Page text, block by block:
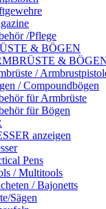
/Pflege
& BÖGEN
&
/
/ Compoundbögen
für Armbrüste
für Bögen
anzeigen
Pens
/ Multitools
/ Bajonetts
Sägen